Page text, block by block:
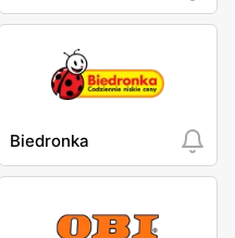
Biedronka